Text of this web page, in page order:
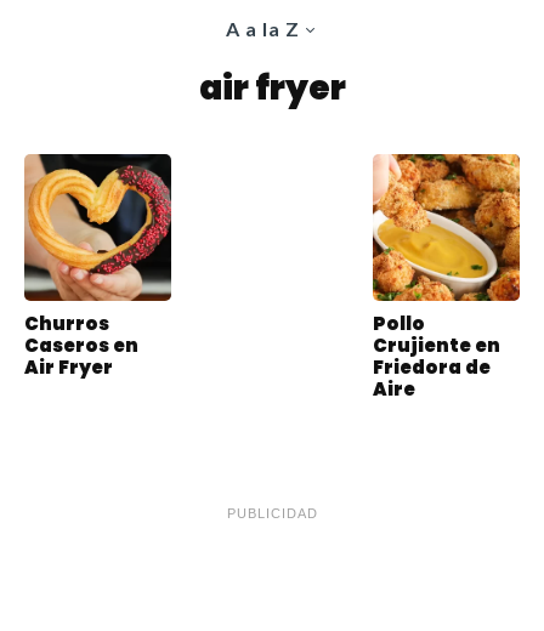
A a la Z
air fryer
Churros
Caseros en
Air Fryer
Pollo
Crujiente en
Friedora de
Aire
PUBLICIDAD